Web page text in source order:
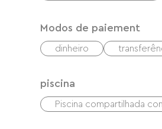
Modos de paiement
dinheiro
piscina
Piscina compartilhada